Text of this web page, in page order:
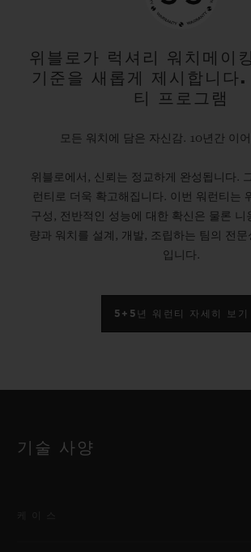
위블로가 럭셔리 워치메이
기준을 새롭게 제시합니다
티 프로그램
모든 워치에 담은 자신감. 10년간 이
위블로에서, 신뢰는 정교하게 완성됩니다.
런티로 더욱 확고해집니다. 이번 워런티는
구성, 전반적인 성능에 대한 확신은 물론 니
량과 워치를 설계, 개발, 조립하는 팀의 전
입니다.
5+5년 워런티 자세히 보기
기술 사양